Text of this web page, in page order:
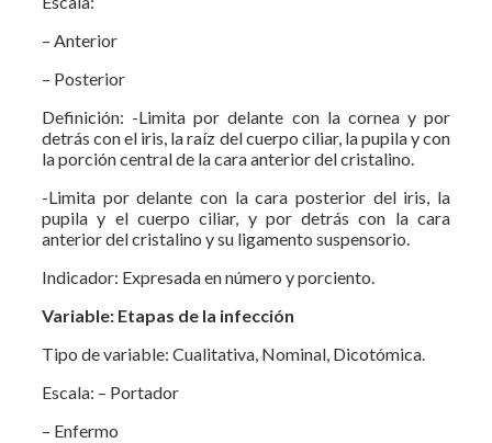
– Anterior
– Posterior
Definición: -Limita por delante con la cornea y por
detrás con el iris, la raíz del cuerpo ciliar, la pupila y con
la porción central de la cara anterior del cristalino.
-Limita por delante con la cara posterior del iris, la
pupila y el cuerpo ciliar, y por detrás con la cara
anterior del cristalino y su ligamento suspensorio.
Indicador: Expresada en número y porciento.
Variable: Etapas de la infección
Tipo de variable: Cualitativa, Nominal, Dicotómica.
Escala: – Portador
– Enfermo